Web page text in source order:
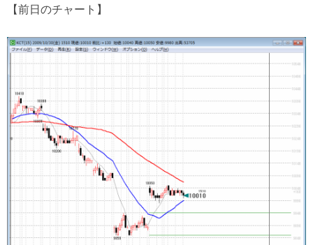
【前日のチャート】